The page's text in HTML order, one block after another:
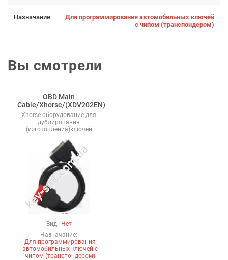
Назначание
Для программирования автомобильных ключей
с чипом (транспондером)
Вы смотрели
OBD Main
Cable/Xhorse/(XDV202EN)
Xhorse-оборудование для
дублирования
(изготовления)ключей
Вид: Нет
Назначание:
Для программирования
автомобильных ключей с
чипом (транспондером)